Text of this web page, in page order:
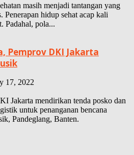
masih menjadi tantangan yang
Penerapan hidup sehat acap kali
Padahal, pola...
Pemprov DKI Jakarta
17, 2022
Jakarta mendirikan tenda posko dan
untuk penanganan bencana
Pandeglang, Banten.